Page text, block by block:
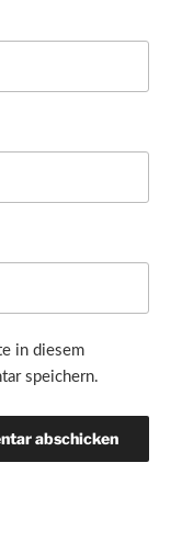
in diesem
speichern.